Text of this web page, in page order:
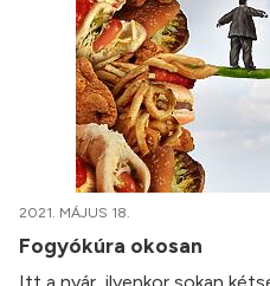
2021. MÁJUS 18.
Fogyókúra okosan